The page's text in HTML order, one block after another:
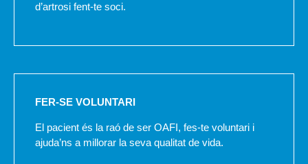
d’artrosi fent-te soci.
FER-SE VOLUNTARI
El pacient és la raó de ser OAFI, fes-te voluntari i
ajuda’ns a millorar la seva qualitat de vida.